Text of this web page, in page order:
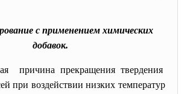
с применением химических
добавок.
причина прекращения твердения
при воздействии низких температур